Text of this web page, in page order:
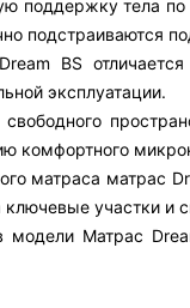
поддержку тела
подстраиваются
BS
эксплуатации.
комфортного
матраса матрас
участки и
Матрас